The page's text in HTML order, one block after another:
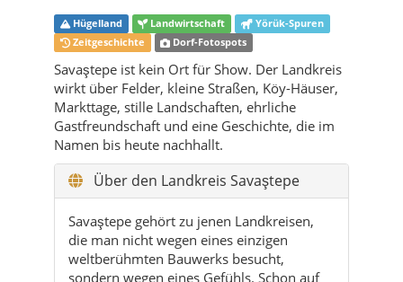
Hügelland Landwirtschaft
Yörük-Spuren
Zeitgeschichte
Dorf-Fotospots
Savaştepe ist kein Ort für Show. Der Landkreis
wirkt über Felder, kleine Straßen, Köy-Häuser,
Markttage, stille Landschaften, ehrliche
Gastfreundschaft und eine Geschichte, die im
Namen bis heute nachhallt.
Über den Landkreis Savaştepe
Savaştepe gehört zu jenen Landkreisen,
die man nicht wegen eines einzigen
weltberühmten Bauwerks besucht,
sondern wegen eines Gefühls. Schon auf